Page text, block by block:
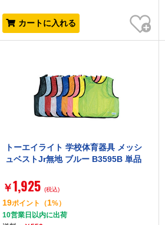
カートに入れる
お気に入り
トーエイライト 学校体育器具 メッシ
ュベストJr無地 ブルー B3595B 単品
￥1,925 (税込)
19ポイント （1%）
10営業日以内に出荷